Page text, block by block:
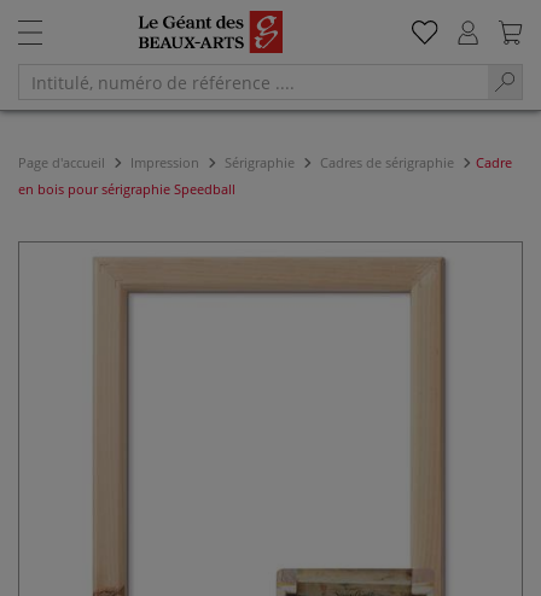
Page d'accueil Impression Sérigraphie Cadres de sérigraphie
Cadre
en bois pour sérigraphie Speedball